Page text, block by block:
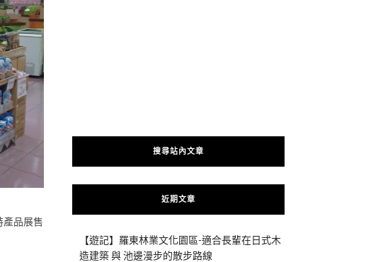
產品展售
搜尋站內文章
近期文章
【遊記】羅東林業文化園區-適合長輩在日式木
造建築 與 池邊漫步的散步路線